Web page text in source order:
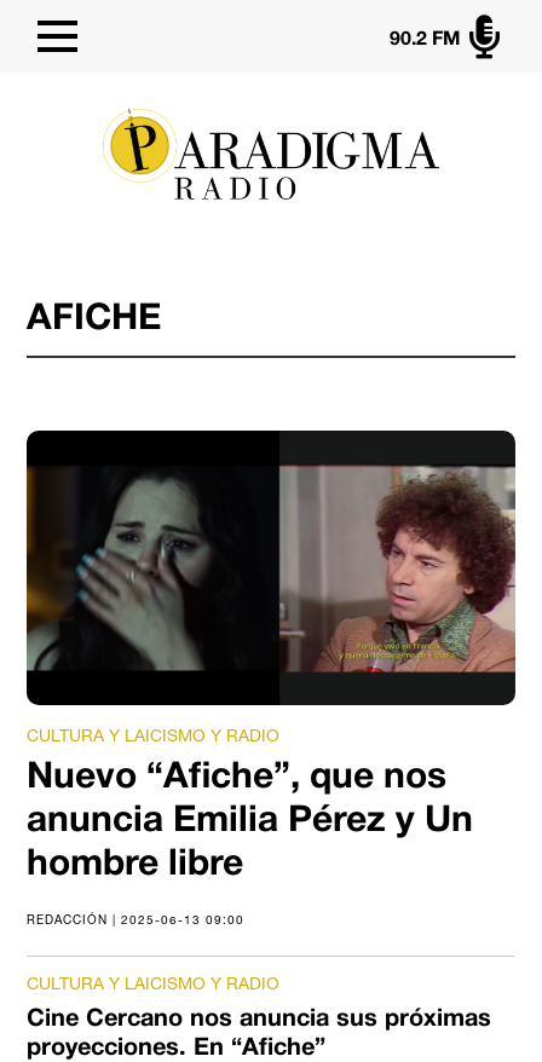

90.2 FM
AFICHE
CULTURA Y LAICISMO Y RADIO
Nuevo “Afiche”, que nos
anuncia Emilia Pérez y Un
hombre libre
REDACCIÓN | 2025-06-13 09:00
CULTURA Y LAICISMO Y RADIO
Cine Cercano nos anuncia sus próximas
proyecciones. En “Afiche”